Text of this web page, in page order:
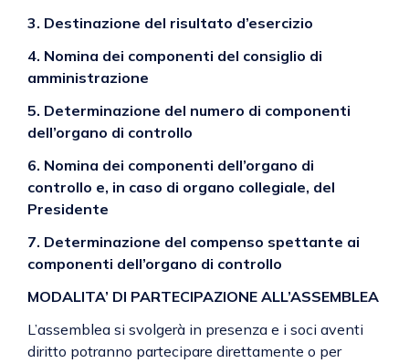
3. Destinazione del risultato d’esercizio
4. Nomina dei componenti del consiglio di
amministrazione
5. Determinazione del numero di componenti
dell’organo di controllo
6. Nomina dei componenti dell’organo di
controllo e, in caso di organo collegiale, del
Presidente
7. Determinazione del compenso spettante ai
componenti dell’organo di controllo
MODALITA’ DI PARTECIPAZIONE ALL’ASSEMBLEA
L’assemblea si svolgerà in presenza e i soci aventi
diritto potranno partecipare direttamente o per